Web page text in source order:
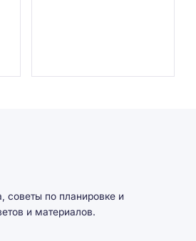
советы по планировке и
и материалов.